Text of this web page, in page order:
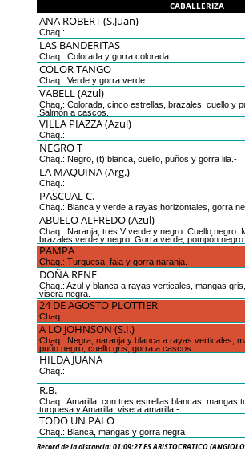
CABALLERIZA
ANA ROBERT (S.Juan)
Chaq.:
LAS BANDERITAS
Chaq.: Colorada y gorra colorada
COLOR TANGO
Chaq.: Verde y gorra verde
VABELL (Azul)
Chaq.: Colorada, cinco estrellas, brazales, cuello y
Salmón a cascos.
VILLA PIAZZA (Azul)
Chaq.:
NEGRO T
Chaq.: Negro, (t) blanca, cuello, puños y gorra lila.-
LA MAQUINA (Arg.)
Chaq.:
PASCUAL C.
Chaq.: Blanca y verde a rayas horizontales, gorra
ABUELO ALFREDO (Azul)
Chaq.: Naranja, tres V verde y negro. Cuello negro.
brazales verde y negro. Gorra verde, pompón
PAMPA
Chaq.: Turquesa, faja y gorra naranja.-
DOÑA RENE
Chaq.: Azul y blanca a rayas verticales, mangas
visera negra.-
24 DE AGOSTO PLOTTIER
Chaq.:
A LO JOHNSON (S.I.)
Chaq.: Negra, naranja y blanca a rayas verticales,
puño negro, cuello gris, gorra a cascos.
HILDA JUANA
Chaq.:
R.B.
Chaq.: Amarilla, con tres estrellas blancas, mangas
turquesa y Amarilla, visera amarilla.-
TODO UN PALO
Chaq.: Blanca, mangas y gorra negra
Record de la distancia: 01:09:27 ES ARISTOCRATICO